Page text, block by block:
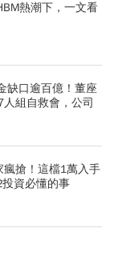
熱潮下，一文看
缺口逾百億！董座
組自救會，公司
搶！這檔1萬入手
投資必懂的事